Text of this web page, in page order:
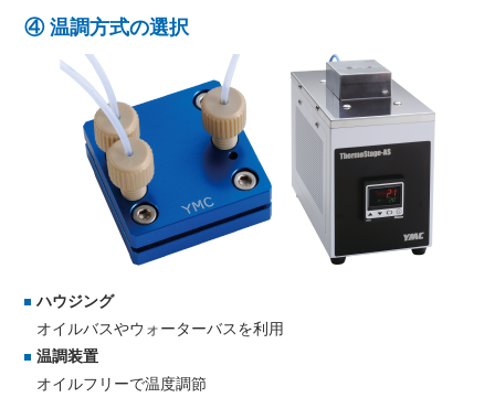
④ 温調方式の選択
ハウジング
オイルバスやウォーターバスを利用
温調装置
オイルフリーで温度調節